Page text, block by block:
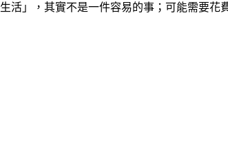
活」，其實不是一件容易的事；可能需要